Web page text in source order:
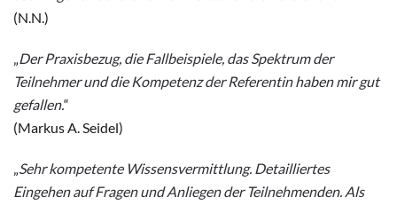
(N.N.)
„Der Praxisbezug, die Fallbeispiele, das Spektrum der
Teilnehmer und die Kompetenz der Referentin haben mir gut
gefallen.“
(Markus A. Seidel)
„Sehr kompetente Wissensvermittlung. Detailliertes
Eingehen auf Fragen und Anliegen der Teilnehmenden. Als